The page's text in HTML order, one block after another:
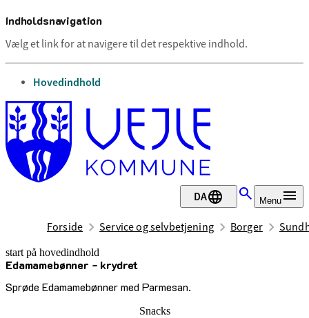
Indholdsnavigation
Vælg et link for at navigere til det respektive indhold.
gå til
Hovedindhold
DA Menu
Forside Service og selvbetjening Borger
start på hovedindhold
Edamamebønner - krydret
Sprøde Edamamebønner med Parmesan.
senest opdateret 30. marts 2026
Snacks